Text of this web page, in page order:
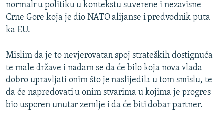
normalnu politiku u kontekstu suverene i nezavisne
Crne Gore koja je dio NATO alijanse i predvodnik puta
ka EU.
Mislim da je to nevjerovatan spoj strateških dostignuća
te male države i nadam se da će bilo koja nova vlada
dobro upravljati onim što je naslijedila u tom smislu, te
da će napredovati u onim stvarima u kojima je progres
bio usporen unutar zemlje i da će biti dobar partner.